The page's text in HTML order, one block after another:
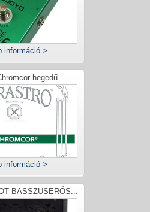
információ >
hegedű...
információ >
BASSZUSERŐS...